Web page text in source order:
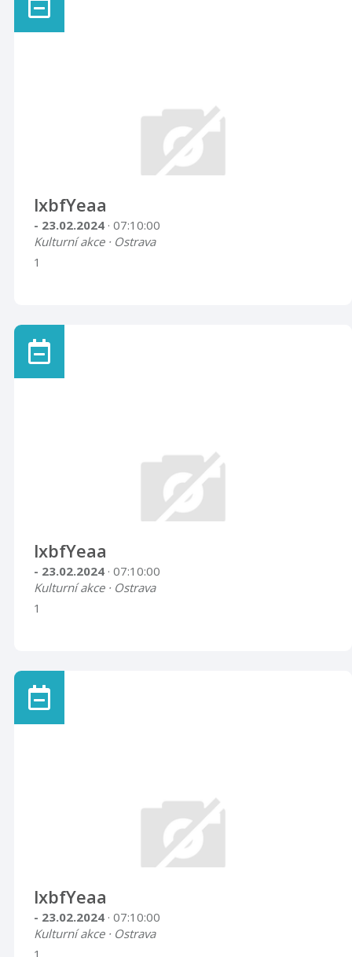
lxbfYeaa
- 23.02.2024 · 07:10:00
Kulturní akce · Ostrava
1
lxbfYeaa
- 23.02.2024 · 07:10:00
Kulturní akce · Ostrava
1
lxbfYeaa
- 23.02.2024 · 07:10:00
Kulturní akce · Ostrava
1